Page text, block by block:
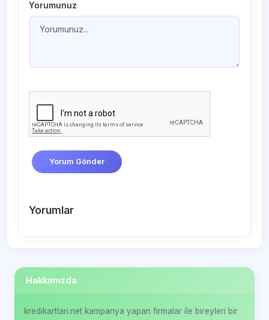
Yorumunuz
Yorum Gönder
Yorumlar
Hakkımızda
kredikartlari.net kampanya yapan firmalar ile bireyleri bir